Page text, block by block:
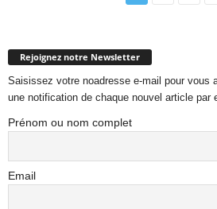
Rejoignez notre Newsletter
Saisissez votre noadresse e-mail pour vous
une notification de chaque nouvel article par
Prénom ou nom complet
Email